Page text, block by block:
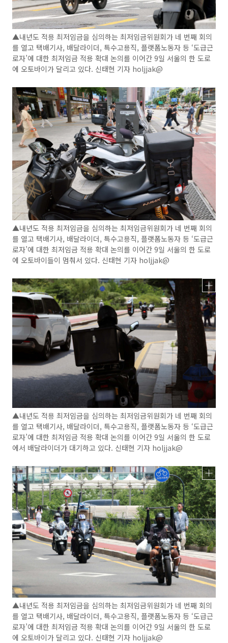
▲내년도 적용 최저임금을 심의하는 최저임금위원회가 네 번째 회의
를 열고 택배기사, 배달라이더, 특수고용직, 플랫폼노동자 등 ‘도급근
로자’에 대한 최저임금 적용 확대 논의를 이어간 9일 서울의 한 도로
에 오토바이가 달리고 있다. 신태현 기자 holjjak@
▲내년도 적용 최저임금을 심의하는 최저임금위원회가 네 번째 회의
를 열고 택배기사, 배달라이더, 특수고용직, 플랫폼노동자 등 ‘도급근
로자’에 대한 최저임금 적용 확대 논의를 이어간 9일 서울의 한 도로
에 오토바이들이 멈춰서 있다. 신태현 기자 holjjak@
▲내년도 적용 최저임금을 심의하는 최저임금위원회가 네 번째 회의
를 열고 택배기사, 배달라이더, 특수고용직, 플랫폼노동자 등 ‘도급근
로자’에 대한 최저임금 적용 확대 논의를 이어간 9일 서울의 한 도로
에서 배달라이더가 대기하고 있다. 신태현 기자 holjjak@
▲내년도 적용 최저임금을 심의하는 최저임금위원회가 네 번째 회의
를 열고 택배기사, 배달라이더, 특수고용직, 플랫폼노동자 등 ‘도급근
로자’에 대한 최저임금 적용 확대 논의를 이어간 9일 서울의 한 도로
에 오토바이가 달리고 있다. 신태현 기자 holjjak@